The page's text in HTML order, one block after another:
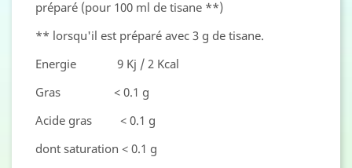
préparé (pour 100 ml de tisane **)
** lorsqu'il est préparé avec 3 g de tisane.
Energie 9 Kj / 2 Kcal
Gras < 0.1 g
Acide gras < 0.1 g
dont saturation < 0.1 g